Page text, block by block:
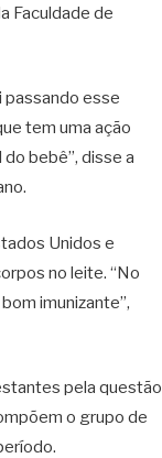
Faculdade de
passando esse
tem uma ação
bebê”, disse a
Unidos e
no leite. “No
imunizante”,
pela questão
o grupo de